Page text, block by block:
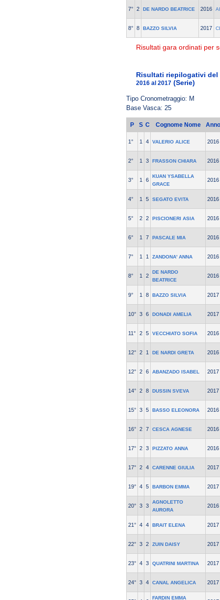
7° 2 DE NARDO BEATRICE 2016
8° 8 BAZZO SILVIA 2017
Risultati gara ordinati per
Risultati riepilogativi del
2016 al 2017 (Serie)
Tipo Cronometraggio: M
Base Vasca: 25
P S C Cognome Nome Anno
1° 1 4 VALERIO ALICE 2016
2° 1 3 FRASSON CHIARA 2016
3° 1 6
KUAN YSABELLA
GRACE
2016
4° 1 5 SEGATO EVITA 2016
5° 2 2 PISCIONERI ASIA 2016
6° 1 7 PASCALE MIA 2016
7° 1 1 ZANDONA' ANNA 2016
8° 1 2
DE NARDO
BEATRICE
2016
9° 1 8 BAZZO SILVIA 2017
10° 3 6 DONADI AMELIA 2017
11° 2 5 VECCHIATO SOFIA 2016
12° 2 1 DE NARDI GRETA 2016
12° 2 6 ABANZADO ISABEL 2017
14° 2 8 DUSSIN SVEVA 2017
15° 3 5 BASSO ELEONORA 2016
16° 2 7 CESCA AGNESE 2016
17° 2 3 PIZZATO ANNA 2016
17° 2 4 CARENNE GIULIA 2017
19° 4 5 BARBON EMMA 2017
20° 3 3
AGNOLETTO
AURORA
2016
21° 4 4 BRAIT ELENA 2017
22° 3 2 ZUIN DAISY 2017
23° 4 3 QUATRINI MARTINA 2017
24° 3 4 CANAL ANGELICA 2017
FARDIN EMMA